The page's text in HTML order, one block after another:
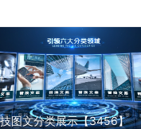
图文分类展示【3456】